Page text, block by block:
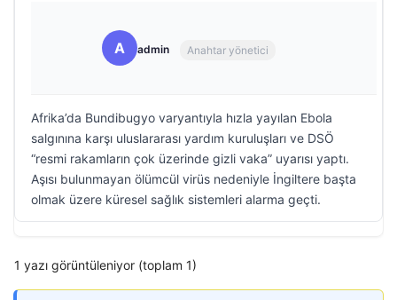
A admin Anahtar yönetici
Afrika’da Bundibugyo varyantıyla hızla yayılan Ebola
salgınına karşı uluslararası yardım kuruluşları ve DSÖ
“resmi rakamların çok üzerinde gizli vaka” uyarısı yaptı.
Aşısı bulunmayan ölümcül virüs nedeniyle İngiltere başta
olmak üzere küresel sağlık sistemleri alarma geçti.
1 yazı görüntüleniyor (toplam 1)